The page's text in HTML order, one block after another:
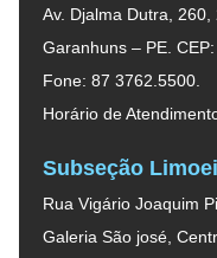
Av. Djalma Dutra, 260,
Garanhuns – PE.
Fone: 87 3762.5500.
Horário de
Subseção
Rua Vigário Joaquim
Galeria São josé,